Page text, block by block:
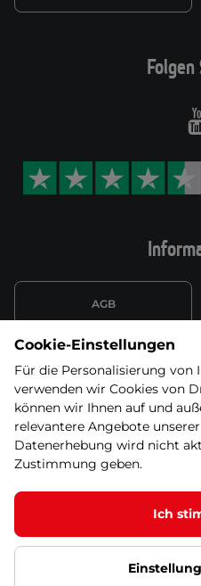
AGB
Datenschutzerklärung
Wiederufsbelehrung mit Link
Informationen zu Elektro-
und Elektonikgeräten
Folgen
© 2026 SEVEN SPORT s.r.o Alle
Cookie-Einstellungen
Für die Personalisierung
verwenden wir Cookies von
können wir Ihnen auf und
relevantere Angebote
Datenerhebung wird nicht
Zustimmung geben.
Ich